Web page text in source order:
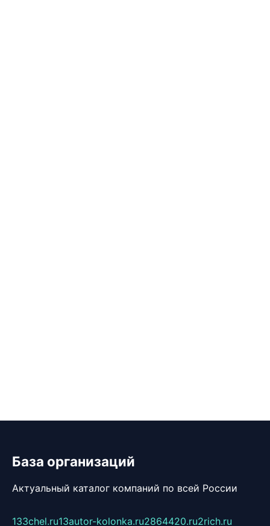
База организаций
Актуальный каталог компаний по всей России
133chel.ru13autor-kolonka.ru2864420.ru2rich.ru